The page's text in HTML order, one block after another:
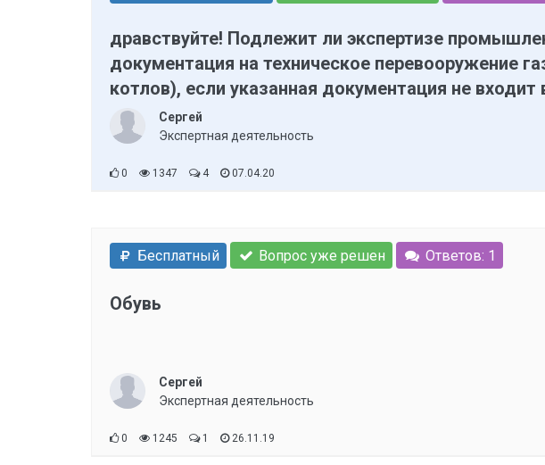
дравствуйте! Подлежит ли экспертизе
документация на техническое перевооружение
котлов), если указанная документация не входит
документации на эту котельную? С уважением,
Сергей
Экспертная деятельность
0 1347 4 07.04.20
Бесплатный Вопрос уже решен Ответов: 1
Обувь
Сергей
Экспертная деятельность
0 1245 1 26.11.19